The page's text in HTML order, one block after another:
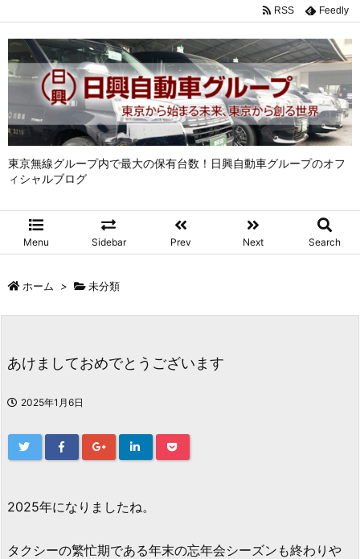
東京無線グループ内で最大の保有台数！日興自動車グループのオフ
ィシャルブログ
Menu Sidebar Prev Next Search
RSS Feedly
ホーム > 未分類
あけましておめでとうございます
2025年1月6日
2025年になりましたね。
タクシーの繁忙期である年末の忘年会シーズンも終わりや